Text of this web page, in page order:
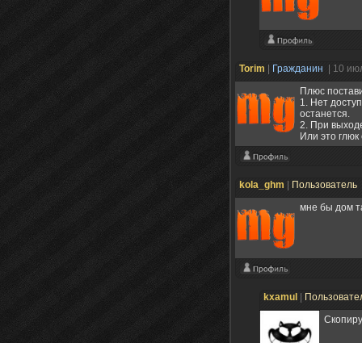
Torim Гражданин
| 10
Плюс
1. Нет
останется.
2. При
Или это
kola_ghm Пользователь
мне бы дом
kxamul